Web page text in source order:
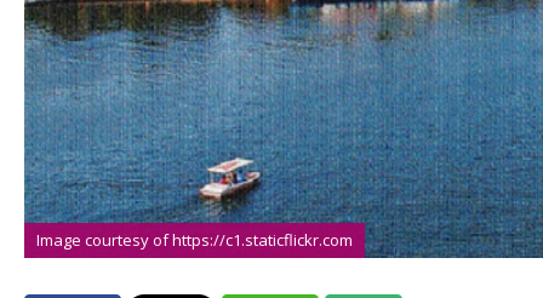
Image courtesy of https://c1.staticflickr.com